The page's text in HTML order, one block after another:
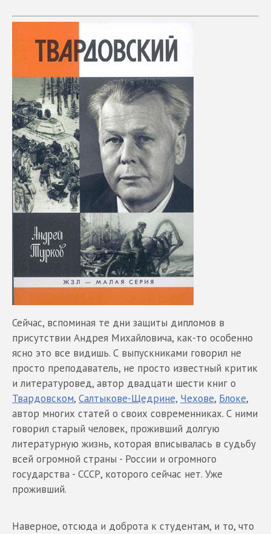
Сейчас, вспоминая те дни защиты дипломов в
присутствии Андрея Михайловича, как-то особенно
ясно это все видишь. С выпускниками говорил не
просто преподаватель, не просто известный критик
и литературовед, автор двадцати шести книг о
Твардовском, Салтыкове-Щедрине, Чехове, Блоке,
автор многих статей о своих современниках. С ними
говорил старый человек, проживший долгую
литературную жизнь, которая вписывалась в судьбу
всей огромной страны - России и огромного
государства - СССР, которого сейчас нет. Уже
проживший.
Наверное, отсюда и доброта к студентам, и то, что